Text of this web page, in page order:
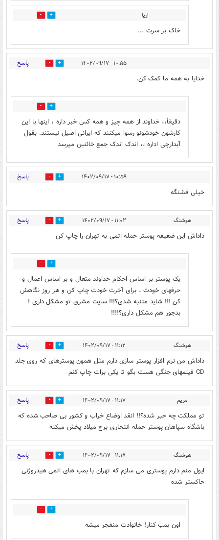
اریا 4
خاک بر سرت ...
۱۰:۵۵ - ۱۴۰۲/۰۹/۱۷ 6 پاسخ
خدایا به همه ما کمک کن.
6
دقیقأ،، خداوند از همه چیز و همه کس خبر داره ، اینها با این
کارشون خودشونو رسوا میکنند که ایرانی اصیل نیستند. بقول
آبدارچی اداره ،، اندک اندک جمع خائنین میرسد
۱۰:۵۹ - ۱۴۰۲/۰۹/۱۷ 3 پاسخ
خیلی قشنگه
هوشنگ ۱۱:۰۲ - ۱۴۰۲/۰۹/۱۷ 3 پاسخ
داداش این ضعیفه پوستر حمله اتمی به تهران را چاپ کن
4
یک پوستر بر اساس احکام خداوند متعال و بر اساس اعمال و
حرفهای خودت ، برای آخرت خودت چاپ کن و هر روز نگاهش
کن !!! شاید متنبه شدی؟!!! سایت مشرق تو مشکل داری !
بدجور هم مشکل داری؟!!!!
هوشنگ ۱۱:۱۲ - ۱۴۰۲/۰۹/۱۷ 1 پاسخ
داداش من نرم افزار پوستر سازی دارم مثل همون پوسترهای که روی جلد
CD فیلمهای جنگی هست بگو تا یکی برات چاپ کنم
مریم ۱۱:۱۷ - ۱۴۰۲/۰۹/۱۷ 14 پاسخ
تو مملکت چه خبر شده؟!! انقد اوضاع خراب و کشور بی صاحب شده که
باشگاه سپاهان پوستر حمله انتحاری برج میلاد پخش میکنه
هوشنگ ۱۱:۱۸ - ۱۴۰۲/۰۹/۱۷ 2 پاسخ
ایول منم دارم پوستری می سازم که تهران با بمب های اتمی هیدروژنی
خاکستر شده
19
اون بمب کنار! خانوادت منفجر میشه